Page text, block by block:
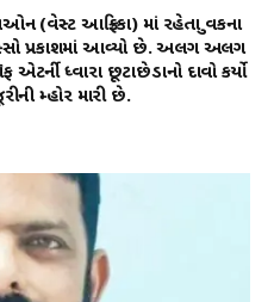
(વેસ્ટ આફ્રિકા) માં રહેતા યુવકના
પ્રકાશમાં આવ્યો છે. અલગ અલગ
ધ્વારા છૂટાછેડાનો દાવો કર્યો
મ્હોર મારી છે.